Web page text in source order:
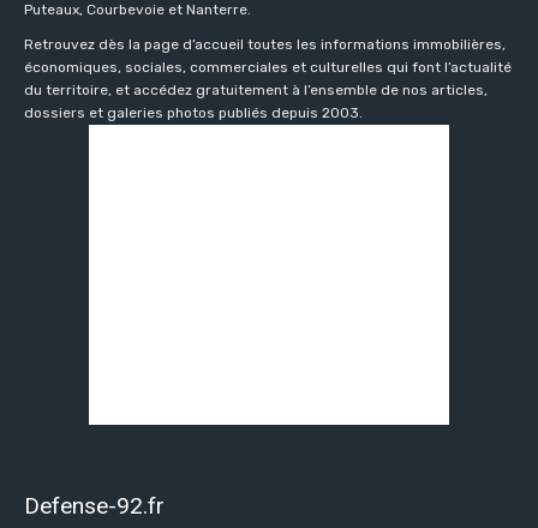
Puteaux, Courbevoie et Nanterre.
Retrouvez dès la page d’accueil toutes les informations immobilières,
économiques, sociales, commerciales et culturelles qui font l’actualité
du territoire, et accédez gratuitement à l’ensemble de nos articles,
dossiers et galeries photos publiés depuis 2003.
Defense-92.fr